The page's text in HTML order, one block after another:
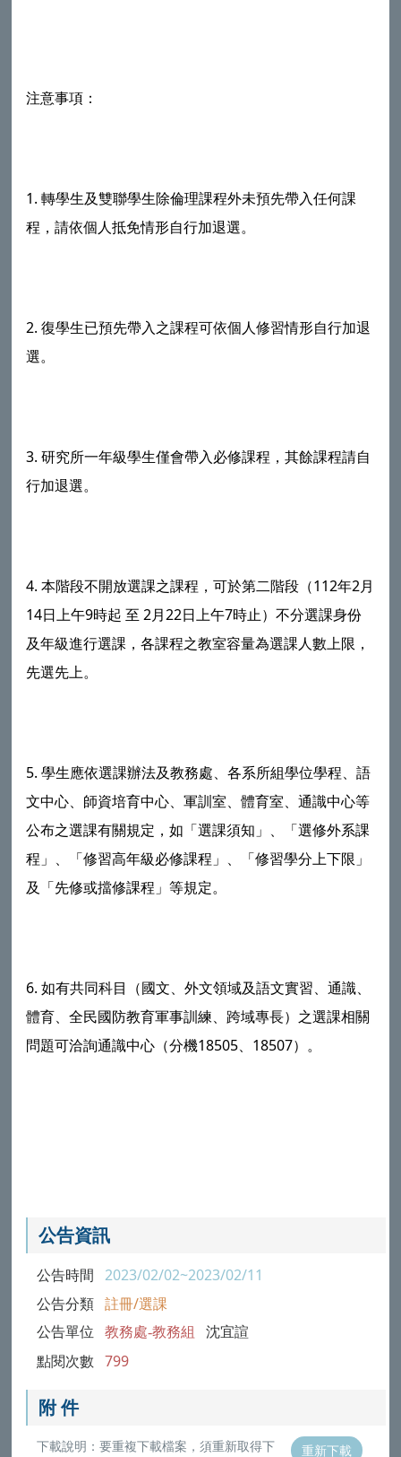
注意事項：
1. 轉學生及雙聯學生除倫理課程外未預先帶入任何課
程，請依個人抵免情形自行加退選。
2. 復學生已預先帶入之課程可依個人修習情形自行加退
選。
3. 研究所一年級學生僅會帶入必修課程，其餘課程請自
行加退選。
4. 本階段不開放選課之課程，可於第二階段（112年2月
14日上午9時起 至 2月22日上午7時止）不分選課身份
及年級進行選課，各課程之教室容量為選課人數上限，
先選先上。
5. 學生應依選課辦法及教務處、各系所組學位學程、語
文中心、師資培育中心、軍訓室、體育室、通識中心等
公布之選課有關規定，如「選課須知」、「選修外系課
程」、「修習高年級必修課程」、「修習學分上下限」
及「先修或擋修課程」等規定。
6. 如有共同科目（國文、外文領域及語文實習、通識、
體育、全民國防教育軍事訓練、跨域專長）之選課相關
問題可洽詢通識中心（分機18505、18507）。
公告資訊
公告時間 2023/02/02~2023/02/11
公告分類 註冊/選課
公告單位 教務處-教務組 沈宜諠
點閱次數 799
附 件
下載說明：要重複下載檔案，須重新取得下
重新下載